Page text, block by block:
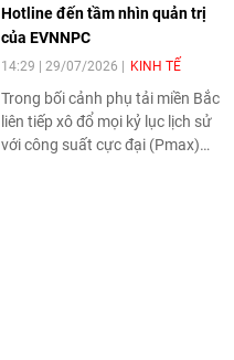
Hotline đến tầm nhìn quản trị
của EVNNPC
14:29 | 29/07/2026 KINH TẾ
Trong bối cảnh phụ tải miền Bắc
liên tiếp xô đổ mọi kỷ lục lịch sử
với công suất cực đại (Pmax)